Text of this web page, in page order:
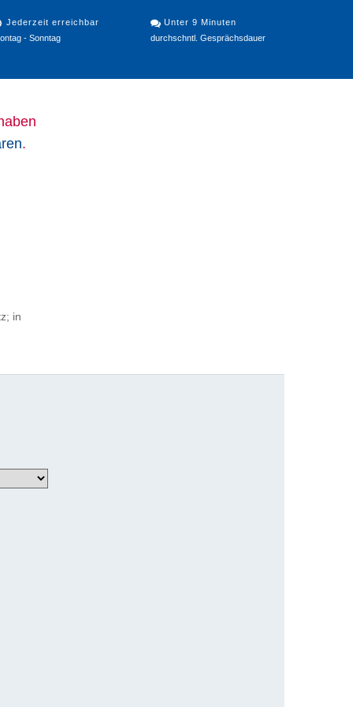
Jederzeit erreichbar
- Sonntag
Unter 9 Minuten
durchschntl. Gesprächsdauer
.
in